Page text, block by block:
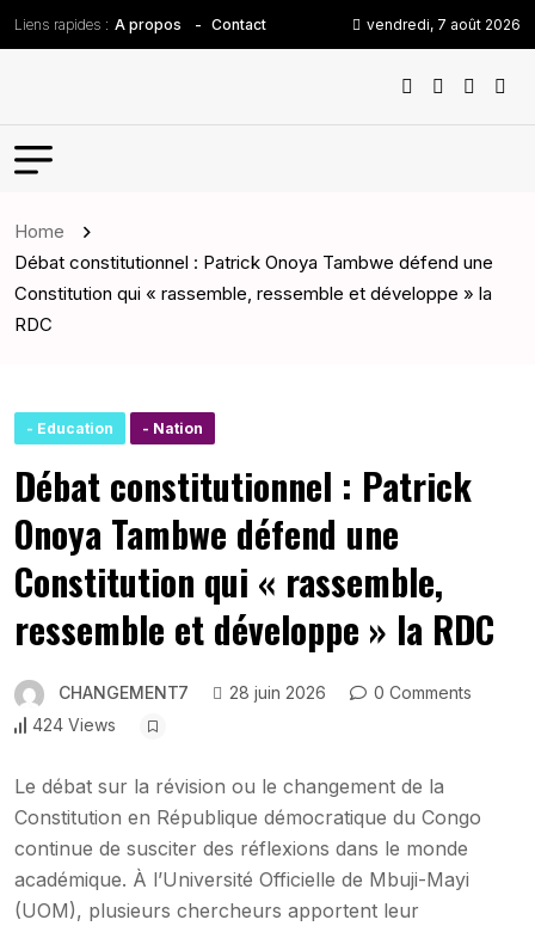
Liens rapides : A propos Contact vendredi, 7 août 2026
Home
Débat constitutionnel : Patrick Onoya Tambwe défend une
Constitution qui « rassemble, ressemble et développe » la
RDC
- Education - Nation
Débat constitutionnel : Patrick
Onoya Tambwe défend une
Constitution qui « rassemble,
ressemble et développe » la RDC
CHANGEMENT7 28 juin 2026
0 Comments
424 Views
Le débat sur la révision ou le changement de la
Constitution en République démocratique du Congo
continue de susciter des réflexions dans le monde
académique. À l’Université Officielle de Mbuji-Mayi
(UOM), plusieurs chercheurs apportent leur